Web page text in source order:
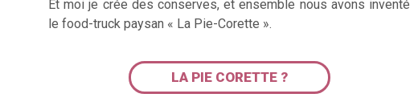
Et moi je crée des conserves, et ensemble nous avons inventé
le food-truck paysan « La Pie-Corette ».
LA PIE CORETTE ?